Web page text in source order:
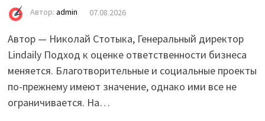
Автор: admin 07.08.2026
Автор — Николай Стотыка, Генеральный директор
Lindaily Подход к оценке ответственности бизнеса
меняется. Благотворительные и социальные проекты
по-прежнему имеют значение, однако ими все не
ограничивается. На…